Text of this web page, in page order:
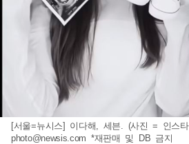
[서울=뉴시스] 이다해, 세븐. (사진 = 인스타
photo@newsis.com *재판매 및 DB 금지